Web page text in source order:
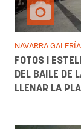
NAVARRA GALERÍA
FOTOS |
DEL BAILE DE
LLENAR LA